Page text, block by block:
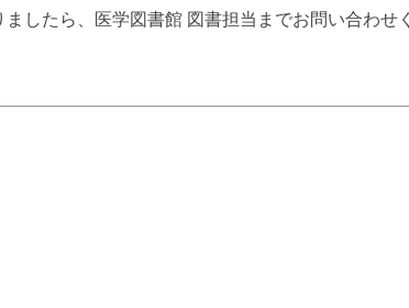
したら、医学図書館 図書担当までお問い合わせ